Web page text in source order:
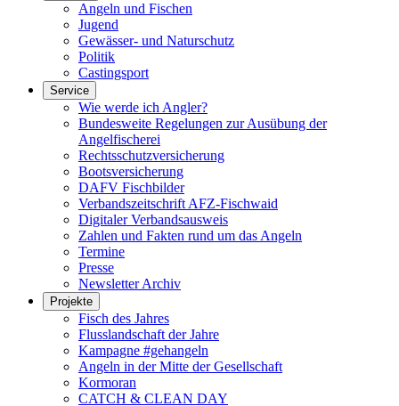
Angeln und Fischen
Jugend
Gewässer- und Naturschutz
Politik
Castingsport
Service
Wie werde ich Angler?
Bundesweite Regelungen zur Ausübung der
Angelfischerei
Rechtsschutzversicherung
Bootsversicherung
DAFV Fischbilder
Verbandszeitschrift AFZ-Fischwaid
Digitaler Verbandsausweis
Zahlen und Fakten rund um das Angeln
Termine
Presse
Newsletter Archiv
Projekte
Fisch des Jahres
Flusslandschaft der Jahre
Kampagne #gehangeln
Angeln in der Mitte der Gesellschaft
Kormoran
CATCH & CLEAN DAY